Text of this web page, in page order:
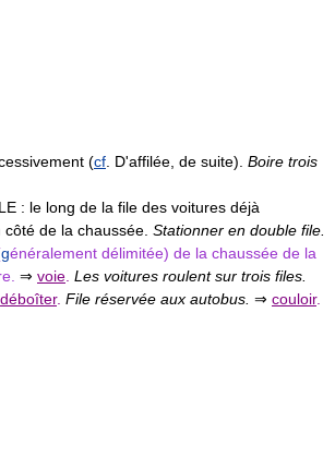
(cf . D'affilée, de suite). Boire trois
: le long de la file des voitures déjà
de la chaussée. Stationner en double file.
généralement délimitée) de la chaussée de la
⇒ voie Les voitures roulent sur trois files.
déboîter. File réservée aux autobus. ⇒ couloir.